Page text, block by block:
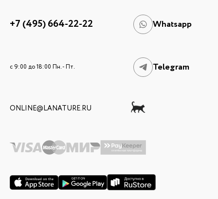
+7 (495) 664-22-22 Whatsapp
c 9:00 до 18:00 Пн. - Пт. Telegram
ONLINE@LANATURE.RU